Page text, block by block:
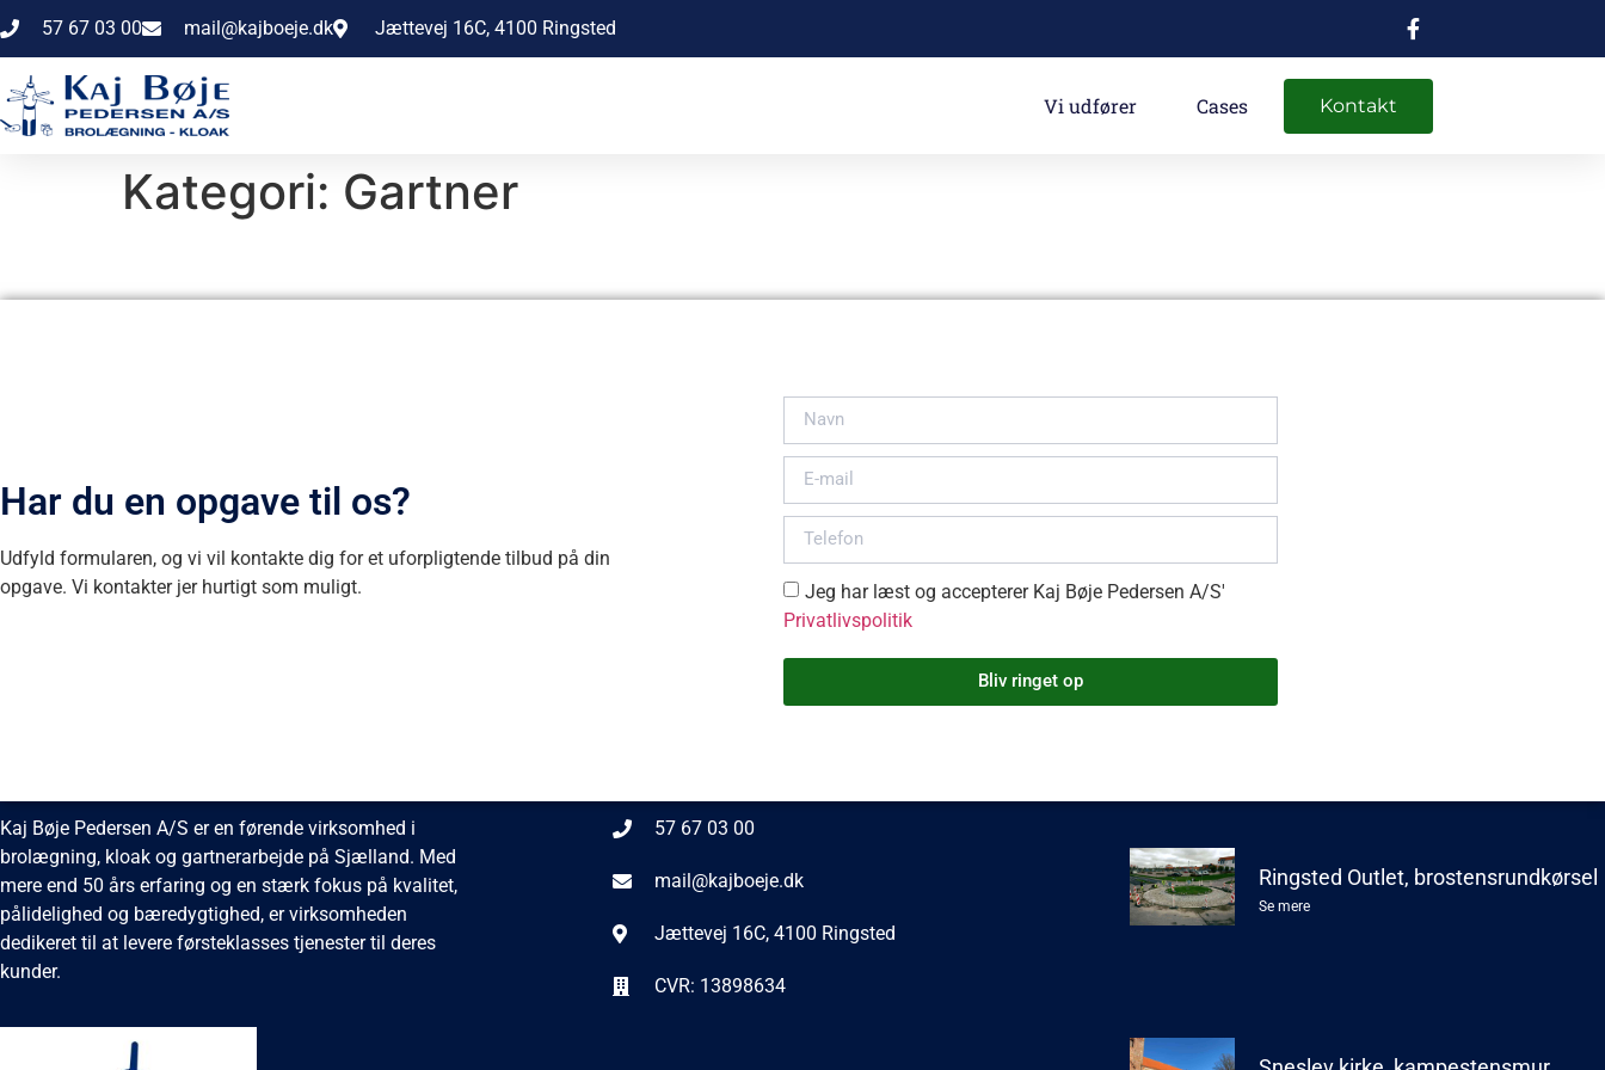
57 67 03 00 mail@kajboeje.dk Jættevej 16C, 4100 Ringsted
Vi udfører Cases Kontakt
Kategori: Gartner
Har du en opgave til os?
Udfyld formularen, og vi vil kontakte dig for et uforpligtende tilbud på din
opgave. Vi kontakter jer hurtigt som muligt.
Jeg har læst og accepterer Kaj Bøje Pedersen A/S'
Privatlivspolitik
Bliv ringet op
Kaj Bøje Pedersen A/S er en førende virksomhed i
brolægning, kloak og gartnerarbejde på Sjælland. Med
mere end 50 års erfaring og en stærk fokus på kvalitet,
pålidelighed og bæredygtighed, er virksomheden
dedikeret til at levere førsteklasses tjenester til deres
kunder.
57 67 03 00
mail@kajboeje.dk
Jættevej 16C, 4100 Ringsted
CVR: 13898634
Ringsted Outlet, brostensrundkørsel
Se mere